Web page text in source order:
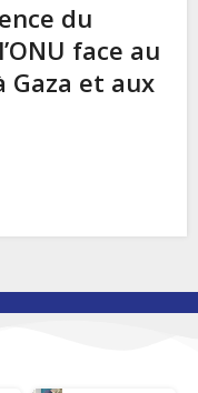
du
face au
Gaza et aux